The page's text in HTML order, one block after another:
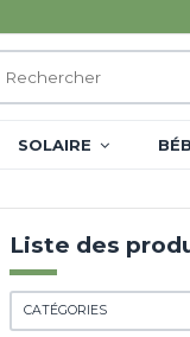
SOLAIRE
Liste des
CATÉGORIES